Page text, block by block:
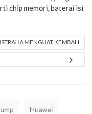
chip memori, baterai isi
MENGUAT KEMBALI
Huawei